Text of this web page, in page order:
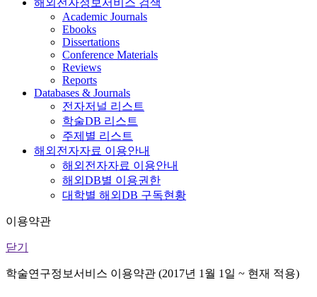
해외전자정보서비스 검색
Academic Journals
Ebooks
Dissertations
Conference Materials
Reviews
Reports
Databases & Journals
전자저널 리스트
학술DB 리스트
주제별 리스트
해외전자자료 이용안내
해외전자자료 이용안내
해외DB별 이용권한
대학별 해외DB 구독현황
이용약관
닫기
학술연구정보서비스 이용약관 (2017년 1월 1일 ~ 현재 적용)